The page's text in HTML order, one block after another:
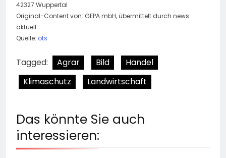
42327 Wuppertal
Original-Content von: GEPA mbH, übermittelt durch news
aktuell
Quelle: ots
Tagged: Agrar Bild
Handel
Klimaschutz
Landwirtschaft
Das könnte Sie auch
interessieren: